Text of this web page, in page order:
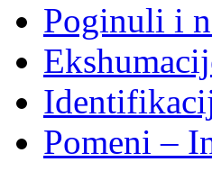
Poginuli i
Pomeni –